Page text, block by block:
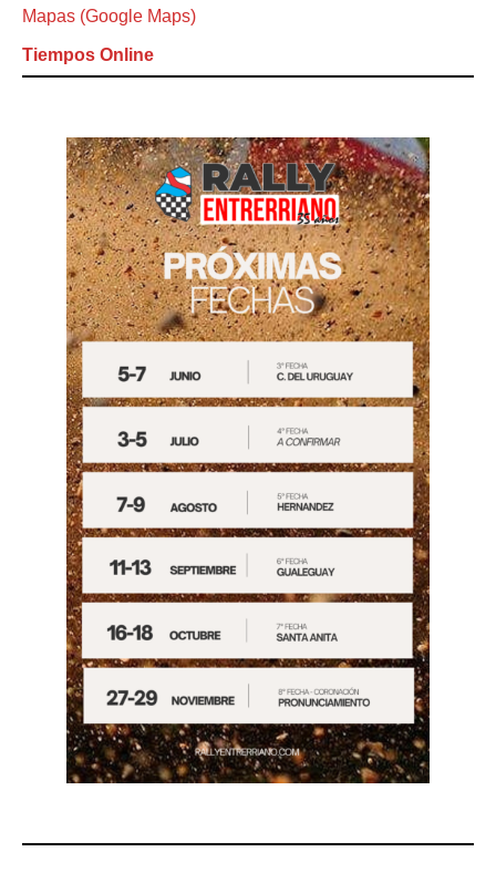
Mapas (Google Maps)
Tiempos Online